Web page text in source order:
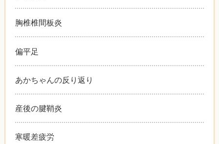
胸椎椎間板炎
偏平足
あかちゃんの反り返り
産後の腱鞘炎
寒暖差疲労